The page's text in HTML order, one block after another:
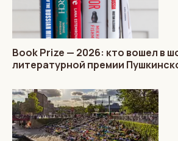
Book Prize — 2026: кто вошел в
литературной премии